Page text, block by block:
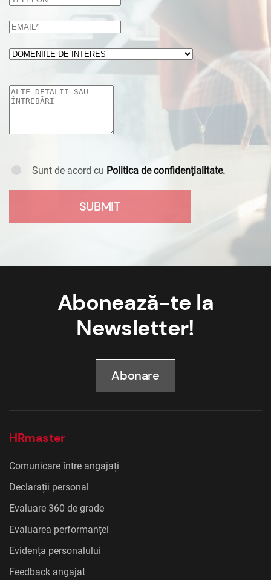
Sunt de acord cu Politica de confidențialitate.
Abonează-te la
Newsletter!
Abonare
HRmaster
Comunicare între angajați
Declarații personal
Evaluare 360 de grade
Evaluarea performanței
Evidența personalului
Feedback angajat